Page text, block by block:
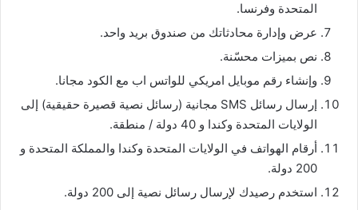
المتحدة وفرنسا.
عرض وإدارة محادثاتك من صندوق بريد واحد.
نص بميزات محسّنة.
وإنشاء رقم موبايل امريكي للواتس اب مع الكود مجانا.
إرسال رسائل SMS مجانية (رسائل نصية قصيرة حقيقية) إلى
الولايات المتحدة وكندا و 40 دولة / منطقة.
أرقام الهواتف في الولايات المتحدة وكندا والمملكة المتحدة و
200 دولة.
استخدم رصيدك لإرسال رسائل نصية إلى 200 دولة.